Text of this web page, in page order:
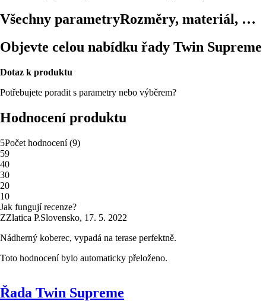
Všechny parametryRozměry, materiál, …
Objevte celou nabídku řady Twin Supreme
Dotaz k produktu
Potřebujete poradit s parametry nebo výběrem?
Hodnocení produktu
5Počet hodnocení(9)
59
40
30
20
10
Jak fungují recenze?
ZZlatica P.Slovensko, 17. 5. 2022
Nádherný koberec, vypadá na terase perfektně.
Toto hodnocení bylo automaticky přeloženo.
Řada Twin Supreme